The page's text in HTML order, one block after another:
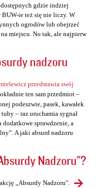
gdzie indziej
ie też się nie liczy. W
ogrodów lub obejrzeć
miejscu. No tak, ale najpierw
nadzoru
przedstawia swój
ten sam przedmiot –
podeszwie, pasek, kawałek
– raz uruchamia sygnał
sprawdzenie, a
A jaki absurd nadzoru
Nadzoru"?
„Absurdy Nadzoru".